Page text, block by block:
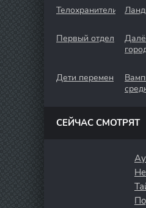
Телохранители
Первый отдел
Дети перемен
СЕЙЧАС СМОТРЯТ